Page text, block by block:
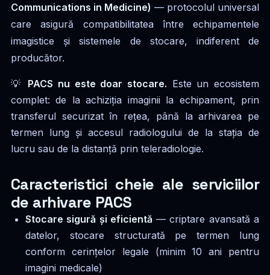
Communications in Medicine) — protocolul universal
care asigură compatibilitatea între echipamentele
imagistice și sistemele de stocare, indiferent de
producător.
💡 PACS nu este doar stocare. Este un ecosistem
complet: de la achiziția imaginii la echipament, prin
transferul securizat în rețea, până la arhivarea pe
termen lung și accesul radiologului de la stația de
lucru sau de la distanță prin teleradiologie.
Caracteristici cheie ale serviciilor
de arhivare PACS
Stocare sigură și eficientă— criptare avansată a
datelor, stocare structurată pe termen lung
conform cerințelor legale (minim 10 ani pentru
imagini medicale)